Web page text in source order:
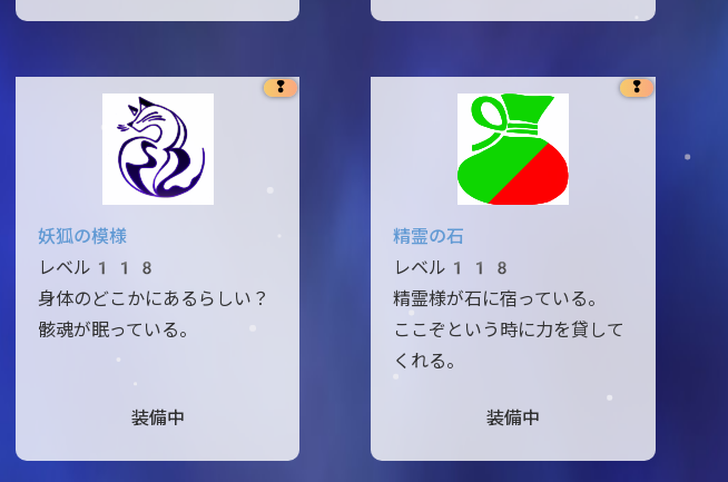
❢
妖狐の模様
レベル118
身体のどこかにあるらしい？
骸魂が眠っている。
装備中
❢
精霊の石
レベル118
精霊様が石に宿っている。
ここぞという時に力を貸して
くれる。
装備中